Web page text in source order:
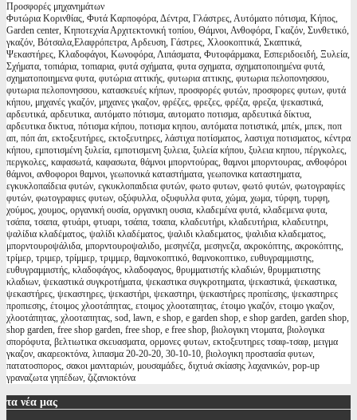
Προσφορές μηχανημάτων
Φυτώρια Κορινθίας, Φυτά Καρποφόρα, Δέντρα, Γλάστρες, Αυτόματο πότισμα, Κήπος,
Garden center, Κηποτεχνία Αρχιτεκτονική τοπίου, Θάμνοι, Ανθοφόρα, Γκαζόν, Συνθετικό,
γκαζόν, Βότσαλα,Ελαφρόπετρα, Αρδευση, Γάστρες, Χλοοκοπτικά, Σκαπτικά,
Ψεκαστήρες, Κλαδοφάγοι, Κωνοφόρα, Λιπάσματα, Φυτοφάρμακα, Εσπεριδοειδή, Ξυλεία,
Σχήματα, τοπιάρια, τοπιαρια, φυτά σχήματα, φυτα σχηματα, σχηματοποιημένα φυτά,
σχηματοποιημενα φυτα, φυτώρια αττικής, φυτωρια αττικης, φυτωρια πελοπονησσου,
φυτωρια πελοπονησσου, κατασκευές κήπων, προσφορές φυτών, προσφορες φυτων, φυτά
κήπου, μηχανές γκαζόν, μηχανες γκαζον, φρέζες, φρεζες, φρέζα, φρεζα, ψεκαστικά,
αρδευτικά, αρδευτικα, αυτόματο πότισμα, αυτοματο ποτισμα, αρδευτικά δίκτυα,
αρδευτικα δικτυα, πότισμα κήπου, ποτισμα κηπου, αυτόματα ποτιστικά, μπέκ, μπεκ, ποπ
απ, πόπ άπ, εκτοξευτήρες, εκτοξευτηρες, λάστιχα ποτίσματος, λαστιχα ποτισματος, κέντρα
κήπου, εμποτισμένη ξυλεία, εμποτισμενη ξυλεια, ξυλεία κήπου, ξυλεια κηπου, πέργκολες,
περγκολες, καφασωτά, καφασωτα, θάμνοι μπορντούρας, θαμνοι μπορντουρας, ανθοφόροι
θάμνοι, ανθοφοροι θαμνοι, γεωπονικά καταστήματα, γεωπονικα καταστηματα,
εγκυκλοπαίδεια φυτών, εγκυκλοπαιδεια φυτών, φωτο φυτων, φωτό φυτών, φωτογραφίες
φυτών, φωτογραφιες φυτων, οξύφυλλα, οξυφυλλα φυτα, χώμα, χωμα, τύρφη, τυρφη,
χούμος, χουμος, οργανική ουσία, οργανικη ουσια, κλαδεμένα φυτά, κλαδεμενα φυτα,
τσάπα, τσαπα, φτυάρι, φτυαρι, τσάπα, τσαπα, κλαδευτήρι, κλαδευτήρια, κλαδευτηρι,
ψαλίδια κλαδέματος, ψαλίδι κλαδέματος, ψαλιδι κλαδεματος, ψαλιδια κλαδεματος,
μπορντουροψάλιδα, μπορντουροψαλιδο, μεσηνέζα, μεσηνεζα, ακροκόπτης, ακροκόπτης,
τρίμερ, τριμερ, τρίμμερ, τριμμερ, θαμνοκοπτικό, θαμνοκοπτικο, ευθυγραμμιστης,
ευθυγραμμιστής, κλαδοφάγος, κλαδοφαγος, θρυμματιστής κλαδιών, θρυμματιστης
κλαδιων, ψεκαστικά συγκροτήματα, ψεκαστικα συγκροτηματα, ψεκαστικά, ψεκαστικα,
ψεκαστήρες, ψεκαστηρες, ψεκαστήρι, ψεκαστηρι, ψεκαστήρες προπίεσης, ψεκαστηρες
προπιεσης, έτοιμος χλοοτάπητας, ετοιμος χλοοταπητας, έτοιμο γκαζόν, ετοιμο γκαζον,
χλοοτάπητας, χλοοταπητας, sod, lawn, e shop, e garden shop, e shop garden, garden shop,
shop garden, free shop garden, free shop, e free shop, βιολογικη ντοματα, βιολογικα
σπορόφυτα, βελτιωτικα σκευασματα, ορμονες φυτων, εκτοξευτηρες τσαφ-τσαφ, μειγμα
γκαζον, ακαρεοκτόνα, λιπασμα 20-20-20, 30-10-10, βιολογικη προστασία φυτων,
πατατοσπορος, σακοι μανιταριών, μουσαμάδες, διχτυά σκίασης λαχανικών, pop-up
γραναζωτα γηπέδων, ζιζανιοκτόνα
τα νέα μας